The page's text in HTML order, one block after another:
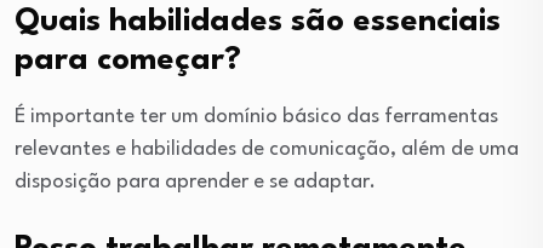
Quais habilidades são essenciais
para começar?
É importante ter um domínio básico das ferramentas
relevantes e habilidades de comunicação, além de uma
disposição para aprender e se adaptar.